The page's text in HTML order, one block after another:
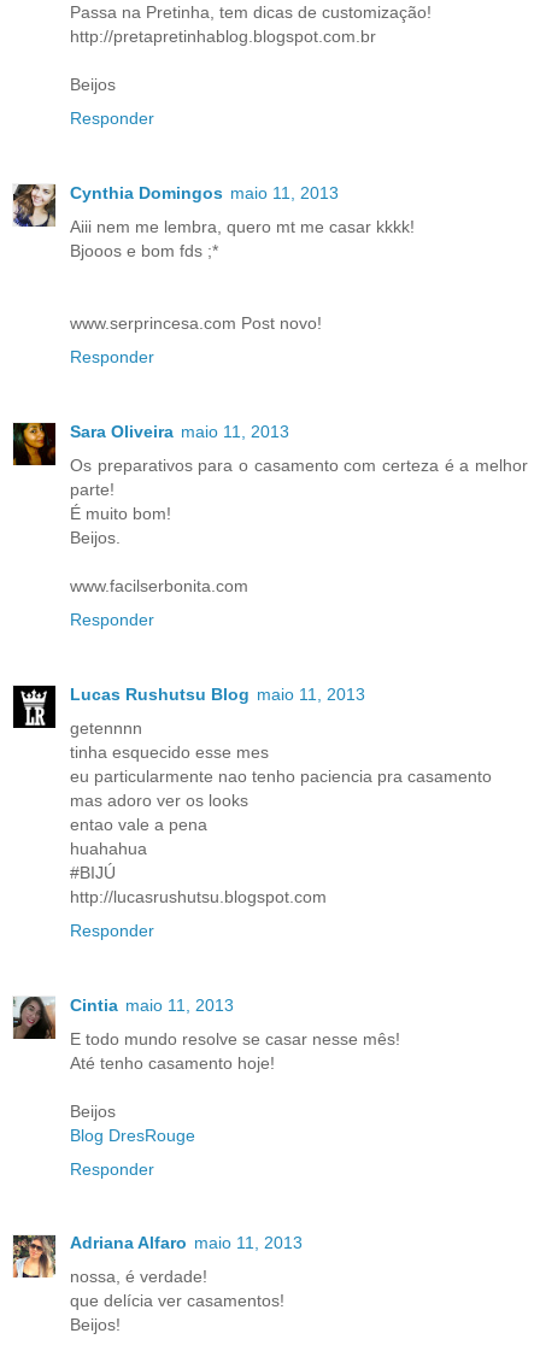
Passa na Pretinha, tem dicas de customização!
http://pretapretinhablog.blogspot.com.br
Beijos
Responder
Cynthia Domingos maio 11, 2013
Aiii nem me lembra, quero mt me casar kkkk!
Bjooos e bom fds ;*
www.serprincesa.com Post novo!
Responder
Sara Oliveira maio 11, 2013
Os preparativos para o casamento com certeza é a melhor
parte!
É muito bom!
Beijos.
www.facilserbonita.com
Responder
Lucas Rushutsu Blog maio 11, 2013
getennnn
tinha esquecido esse mes
eu particularmente nao tenho paciencia pra casamento
mas adoro ver os looks
entao vale a pena
huahahua
#BIJÚ
http://lucasrushutsu.blogspot.com
Responder
Cintia maio 11, 2013
E todo mundo resolve se casar nesse mês!
Até tenho casamento hoje!
Beijos
Blog DresRouge
Responder
Adriana Alfaro maio 11, 2013
nossa, é verdade!
que delícia ver casamentos!
Beijos!